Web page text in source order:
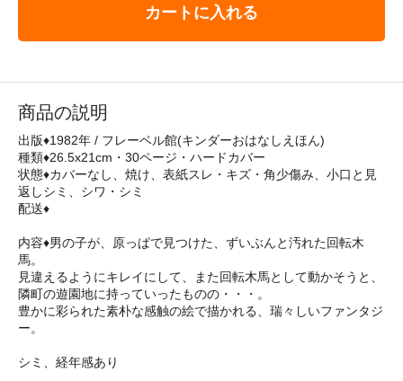
カートに入れる
商品の説明
出版♦1982年 / フレーベル館(キンダーおはなしえほん)
種類♦26.5x21cm・30ページ・ハードカバー
状態♦カバーなし、焼け、表紙スレ・キズ・角少傷み、小口と見
返しシミ、シワ・シミ
配送♦
内容♦男の子が、原っぱで見つけた、ずいぶんと汚れた回転木
馬。
見違えるようにキレイにして、また回転木馬として動かそうと、
隣町の遊園地に持っていったものの・・・。
豊かに彩られた素朴な感触の絵で描かれる、瑞々しいファンタジ
ー。
シミ、経年感あり